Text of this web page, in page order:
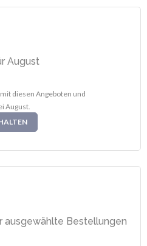
August
diesen Angeboten und
August.
ausgewählte Bestellungen